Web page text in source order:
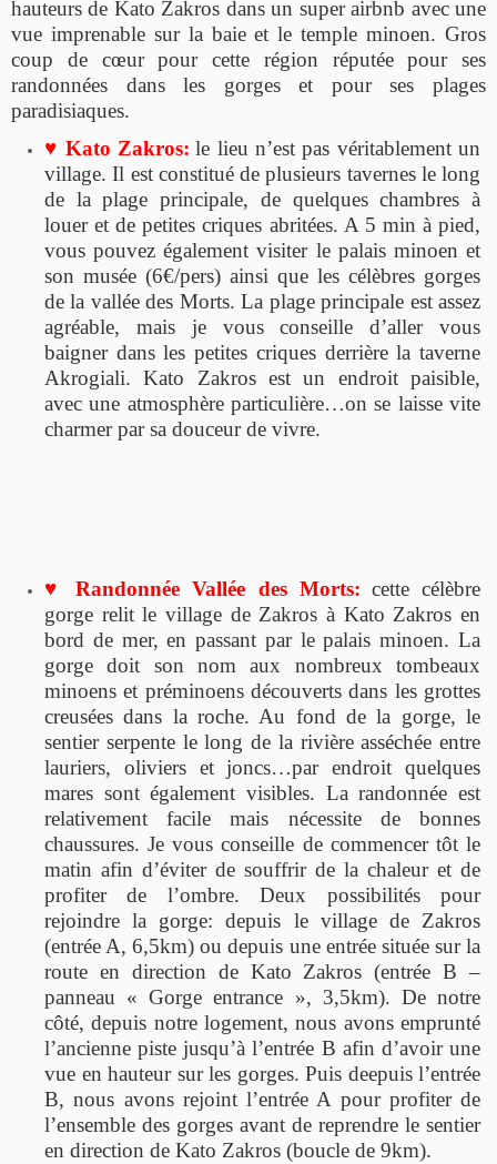
hauteurs de Kato Zakros dans un super airbnb avec une
vue imprenable sur la baie et le temple minoen. Gros
coup de cœur pour cette région réputée pour ses
randonnées dans les gorges et pour ses plages
paradisiaques.
♥ Kato Zakros: le lieu n’est pas véritablement un
village. Il est constitué de plusieurs tavernes le long
de la plage principale, de quelques chambres à
louer et de petites criques abritées. A 5 min à pied,
vous pouvez également visiter le palais minoen et
son musée (6€/pers) ainsi que les célèbres gorges
de la vallée des Morts. La plage principale est assez
agréable, mais je vous conseille d’aller vous
baigner dans les petites criques derrière la taverne
Akrogiali. Kato Zakros est un endroit paisible,
avec une atmosphère particulière…on se laisse vite
charmer par sa douceur de vivre.
♥ Randonnée Vallée des Morts: cette célèbre
gorge relit le village de Zakros à Kato Zakros en
bord de mer, en passant par le palais minoen. La
gorge doit son nom aux nombreux tombeaux
minoens et préminoens découverts dans les grottes
creusées dans la roche. Au fond de la gorge, le
sentier serpente le long de la rivière asséchée entre
lauriers, oliviers et joncs…par endroit quelques
mares sont également visibles. La randonnée est
relativement facile mais nécessite de bonnes
chaussures. Je vous conseille de commencer tôt le
matin afin d’éviter de souffrir de la chaleur et de
profiter de l’ombre. Deux possibilités pour
rejoindre la gorge: depuis le village de Zakros
(entrée A, 6,5km) ou depuis une entrée située sur la
route en direction de Kato Zakros (entrée B –
panneau « Gorge entrance », 3,5km). De notre
côté, depuis notre logement, nous avons emprunté
l’ancienne piste jusqu’à l’entrée B afin d’avoir une
vue en hauteur sur les gorges. Puis deepuis l’entrée
B, nous avons rejoint l’entrée A pour profiter de
l’ensemble des gorges avant de reprendre le sentier
en direction de Kato Zakros (boucle de 9km).